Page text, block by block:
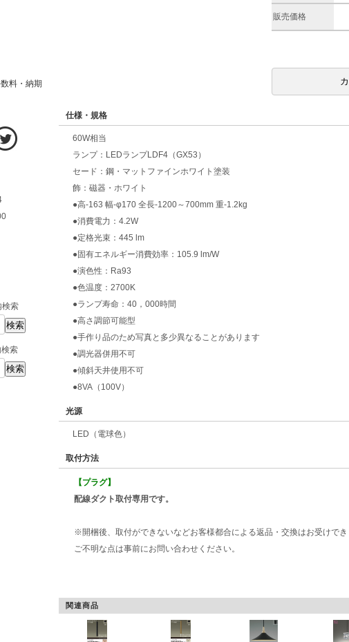
料・納期
検索
索
販売価格
仕様・規格
60W相当
ランプ：LEDランプLDF4（GX53）
セード：鋼・マットファインホワイト塗装
飾：磁器・ホワイト
●高-163 幅-φ170 全長-1200～700mm 重-1.2kg
●消費電力：4.2W
●定格光束：445 lm
●固有エネルギー消費効率：105.9 lm/W
●演色性：Ra93
●色温度：2700K
●ランプ寿命：40，000時間
●高さ調節可能型
●手作り品のため写真と多少異なることがあります
●調光器併用不可
●傾斜天井使用不可
●8VA（100V）
光源
LED（電球色）
取付方法
【プラグ】
配線ダクト取付専用です。
※開梱後、取付ができないなどお客様都合による返品・交換はお受けで
ご不明な点は事前にお問い合わせください。
関連商品